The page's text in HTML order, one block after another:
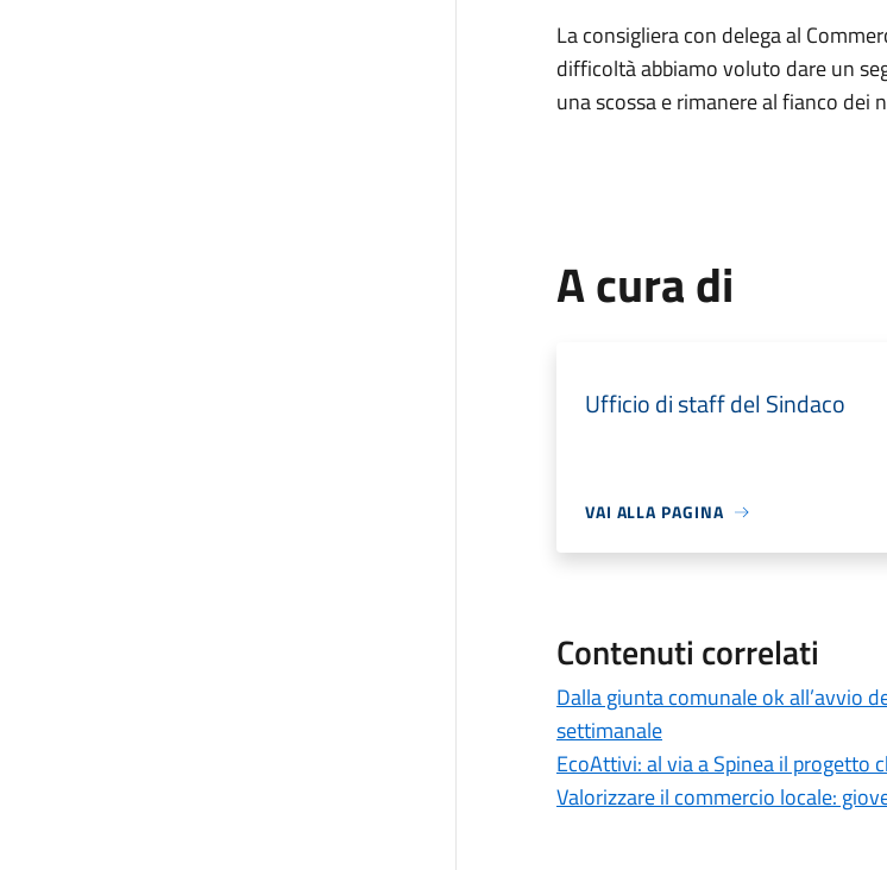
La consigliera con delega al
difficoltà abbiamo voluto dare un
una scossa e rimanere al fianco dei
A cura di
Ufficio di staff del Sindaco
VAI ALLA PAGINA
Contenuti correlati
Dalla giunta comunale ok all’avvio
settimanale
EcoAttivi: al via a Spinea il progetto
Valorizzare il commercio locale: